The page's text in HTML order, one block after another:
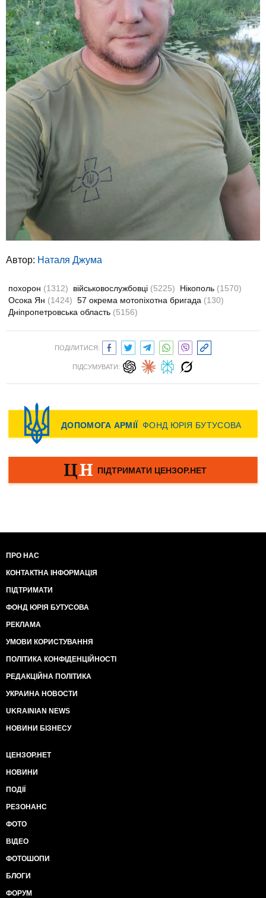
Автор: Наталя Джума
похорон (1312) військовослужбовці (5225) Нікополь (1570)
Осока Ян (1424) 57 окрема мотопіхотна бригада (130)
Дніпропетровська область (5156)
ПОДІЛИТИСЯ:
ПІДСУМУВАТИ:
ПРО НАС
КОНТАКТНА ІНФОРМАЦІЯ
ПІДТРИМАТИ
ФОНД ЮРІЯ БУТУСОВА
РЕКЛАМА
УМОВИ КОРИСТУВАННЯ
ПОЛІТИКА КОНФІДЕНЦІЙНОСТІ
РЕДАКЦІЙНА ПОЛІТИКА
УКРАИНА НОВОСТИ
UKRAINIAN NEWS
НОВИНИ БІЗНЕСУ
ЦЕНЗОР.НЕТ
НОВИНИ
ПОДІЇ
РЕЗОНАНС
ФОТО
ВІДЕО
ФОТОШОПИ
БЛОГИ
ФОРУМ